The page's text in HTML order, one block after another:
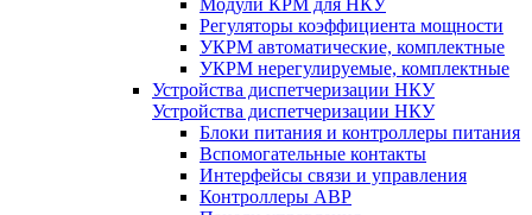
Модули КРМ для НКУ
Регуляторы коэффициента мощности
УКРМ автоматические, комплектные
УКРМ нерегулируемые, комплектные
Устройства диспетчеризации НКУ
Устройства диспетчеризации НКУ
Блоки питания и контроллеры питания
Вспомогательные контакты
Интерфейсы связи и управления
Контроллеры АВР